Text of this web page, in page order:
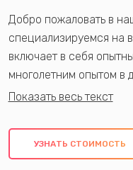
Добро пожаловать в
специализируемся на
включает в себя
многолетним опытом в
качественный ремонт
клиентам надежное и
потребности
УЗНАТЬ СТОИМОСТЬ